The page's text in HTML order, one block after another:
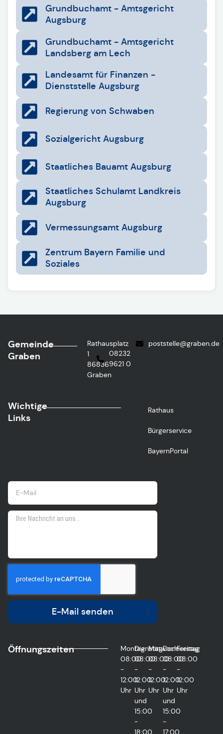
Grundbuchamt - Amtsgericht
Augsburg
Grundbuchamt - Amtsgericht
Landsberg am Lech
Landesamt für Finanzen -
Dienststelle Augsburg
Regierung von Schwaben
Sozialgericht Augsburg
Staatliches Bauamt Augsburg
Staatliches Schulamt Landkreis
Augsburg
Vermessungsamt Augsburg
Zentrum Bayern Familie und
Soziales
Gemeinde
Graben
Rathausplatz
1
86836
Graben
08232
9621 0
poststelle@graben.de
Wichtige
Links
Rathaus
Bürgerservice
BayernPortal
E-Mail senden
Öffnungszeiten
Montag
08:00
-
12:00
Uhr
Dienstag
08:00
-
12:00
Uhr
und
15:00
-
Mittwoch
08:00
-
12:00
Uhr
Donnerstag
08:00
-
12:00
Uhr
und
15:00
-
Freitag
08:00
-
12:00
Uhr